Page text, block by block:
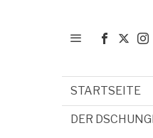
STARTSEITE
DER